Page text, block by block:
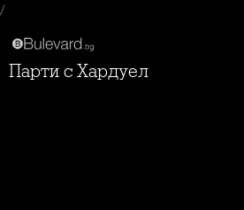
/
Парти с Хардуел